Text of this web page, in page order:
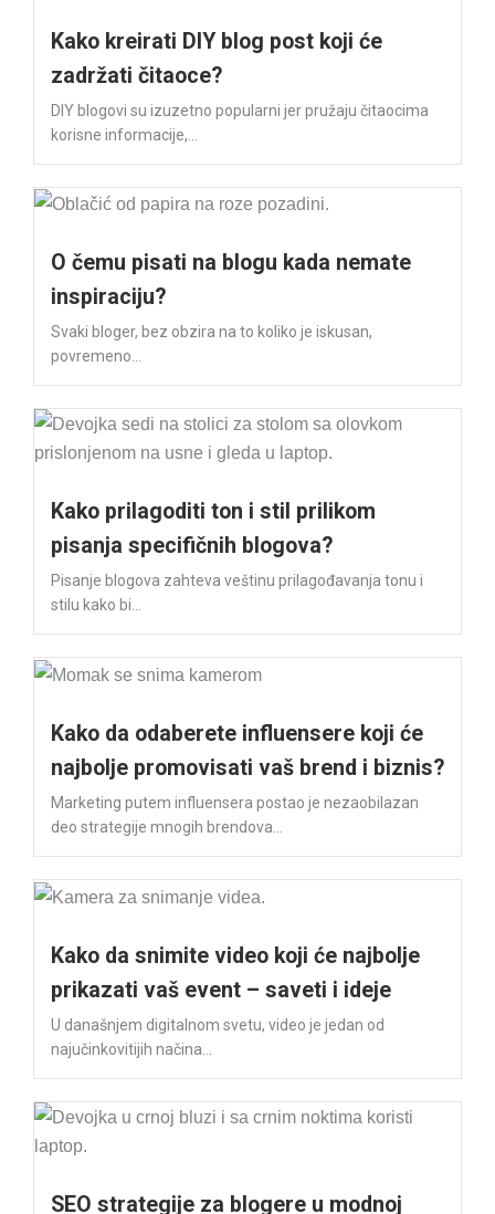
Kako kreirati DIY blog post koji će
zadržati čitaoce?
DIY blogovi su izuzetno popularni jer pružaju čitaocima
korisne informacije,...
O čemu pisati na blogu kada nemate
inspiraciju?
Svaki bloger, bez obzira na to koliko je iskusan,
povremeno...
Kako prilagoditi ton i stil prilikom
pisanja specifičnih blogova?
Pisanje blogova zahteva veštinu prilagođavanja tonu i
stilu kako bi...
Kako da odaberete influensere koji će
najbolje promovisati vaš brend i biznis?
Marketing putem influensera postao je nezaobilazan
deo strategije mnogih brendova...
Kako da snimite video koji će najbolje
prikazati vaš event – saveti i ideje
U današnjem digitalnom svetu, video je jedan od
najučinkovitijih načina...
SEO strategije za blogere u modnoj